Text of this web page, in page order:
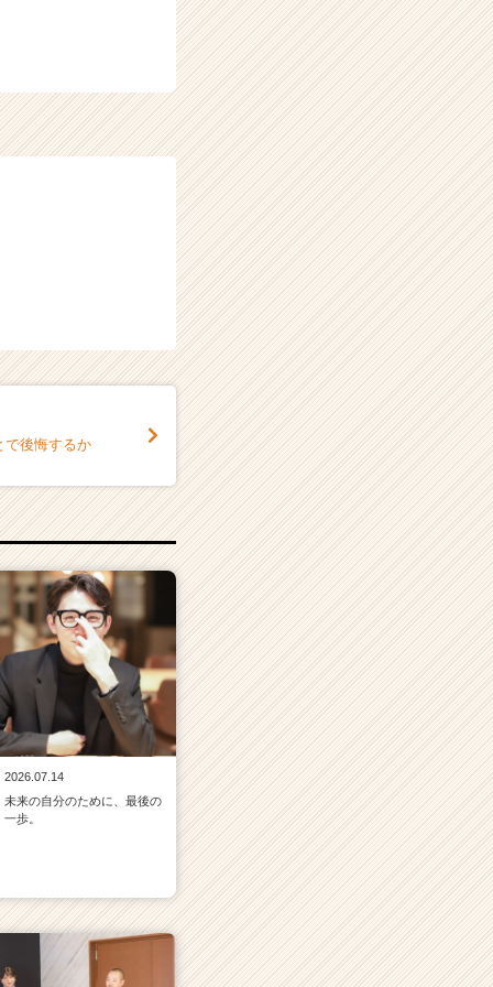
で後悔するか
2026.07.14
未来の自分のために、最後の
一歩。